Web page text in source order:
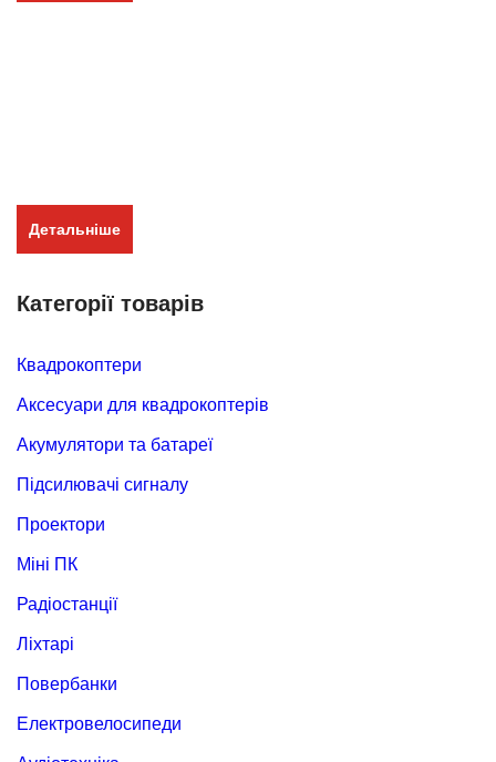
Детальніше
Категорії товарів
Квадрокоптери
Аксесуари для квадрокоптерів
Акумулятори та батареї
Підсилювачі сигналу
Проектори
Міні ПК
Радіостанції
Ліхтарі
Повербанки
Електровелосипеди